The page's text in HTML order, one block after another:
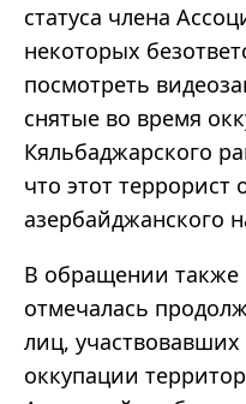
статуса члена
некоторых
посмотреть
снятые во время
Кяльбаджарского
что этот террорист
азербайджанского
В обращении также
отмечалась
лиц,
оккупации